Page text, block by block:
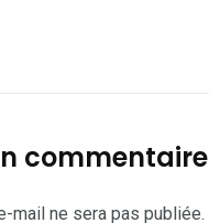
commentaire
mail ne sera pas publiée.